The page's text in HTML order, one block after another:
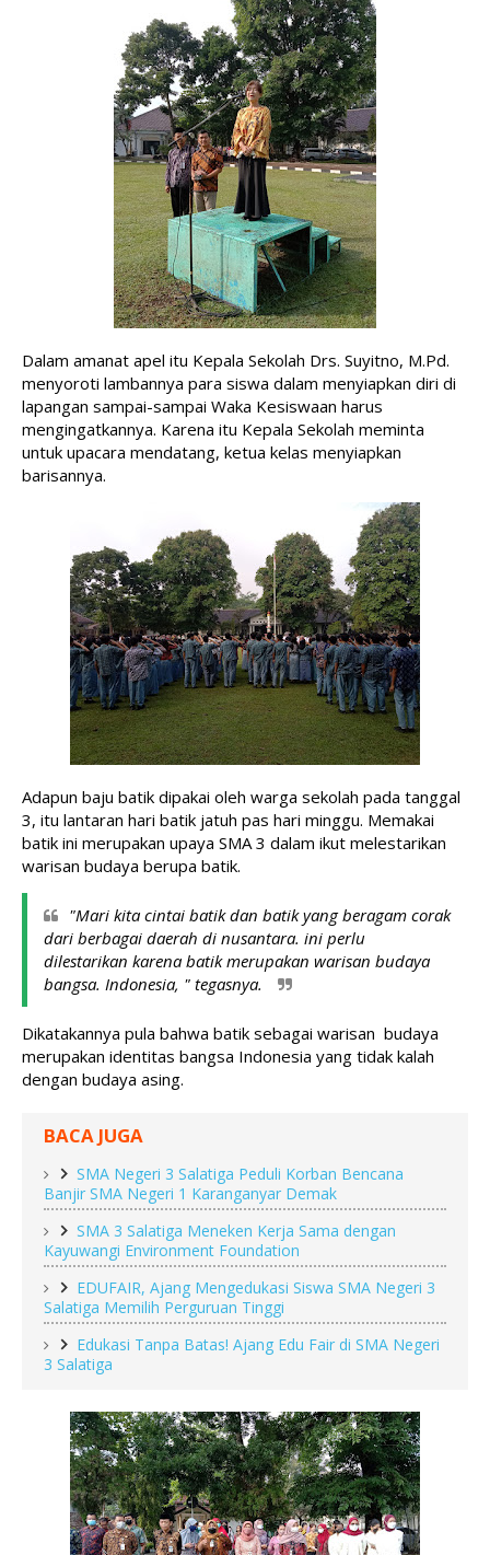
Dalam amanat apel itu Kepala Sekolah Drs. Suyitno, M.Pd.
menyoroti lambannya para siswa dalam menyiapkan diri di
lapangan sampai-sampai Waka Kesiswaan harus
mengingatkannya. Karena itu Kepala Sekolah meminta
untuk upacara mendatang, ketua kelas menyiapkan
barisannya.
Adapun baju batik dipakai oleh warga sekolah pada tanggal
3, itu lantaran hari batik jatuh pas hari minggu. Memakai
batik ini merupakan upaya SMA 3 dalam ikut melestarikan
warisan budaya berupa batik.
"Mari kita cintai batik dan batik yang beragam corak
dari berbagai daerah di nusantara. ini perlu
dilestarikan karena batik merupakan warisan budaya
bangsa. Indonesia, " tegasnya.
Dikatakannya pula bahwa batik sebagai warisan  budaya
merupakan identitas bangsa Indonesia yang tidak kalah
dengan budaya asing.
BACA JUGA
SMA Negeri 3 Salatiga Peduli Korban Bencana
Banjir SMA Negeri 1 Karanganyar Demak
SMA 3 Salatiga Meneken Kerja Sama dengan
Kayuwangi Environment Foundation
EDUFAIR, Ajang Mengedukasi Siswa SMA Negeri 3
Salatiga Memilih Perguruan Tinggi
Edukasi Tanpa Batas! Ajang Edu Fair di SMA Negeri
3 Salatiga